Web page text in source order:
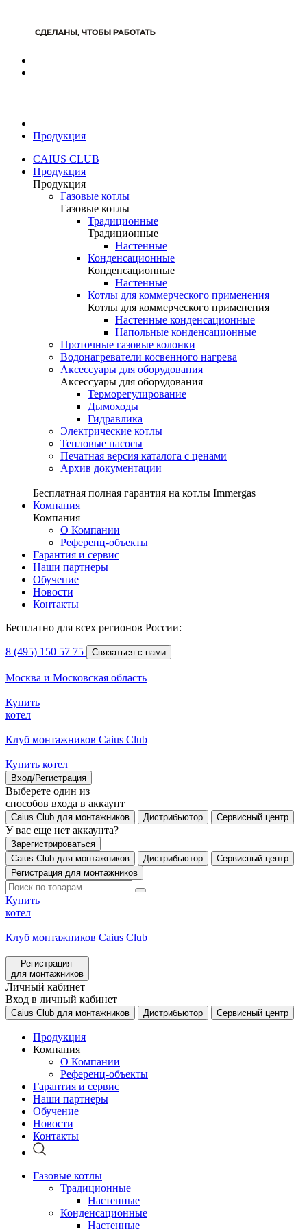
Продукция
CAIUS CLUB
Продукция
Продукция
Газовые котлы
Газовые котлы
Традиционные
Традиционные
Настенные
Конденсационные
Конденсационные
Настенные
Котлы для коммерческого применения
Котлы для коммерческого применения
Настенные конденсационные
Напольные конденсационные
Проточные газовые колонки
Водонагреватели косвенного нагрева
Аксессуары для оборудования
Аксессуары для оборудования
Терморегулирование
Дымоходы
Гидравлика
Электрические котлы
Тепловые насосы
Печатная версия каталога с ценами
Архив документации
Бесплатная полная гарантия на котлы Immergas
Компания
Компания
О Компании
Референц-объекты
Гарантия и сервис
Наши партнеры
Обучение
Новости
Контакты
Бесплатно для всех регионов России:
8 (495) 150 57 75 Связаться с нами
Москва и Московская область
Купить
котел
Клуб монтажников Caius Club
Купить котел
Вход/Регистрация
Выберете один из
способов входа в аккаунт
Caius Club для монтажников Дистрибьютор Сервисный центр
У вас еще нет аккаунта?
Зарегистрироваться
Caius Club для монтажников
Дистрибьютор
Сервисный центр
Регистрация для монтажников
Купить
котел
Клуб монтажников Caius Club
Регистрация
для монтажников
Личный кабинет
Вход в личный кабинет
Caius Club для монтажников Дистрибьютор Сервисный центр
Продукция
Компания
О Компании
Референц-объекты
Гарантия и сервис
Наши партнеры
Обучение
Новости
Контакты
Газовые котлы
Традиционные
Настенные
Конденсационные
Настенные